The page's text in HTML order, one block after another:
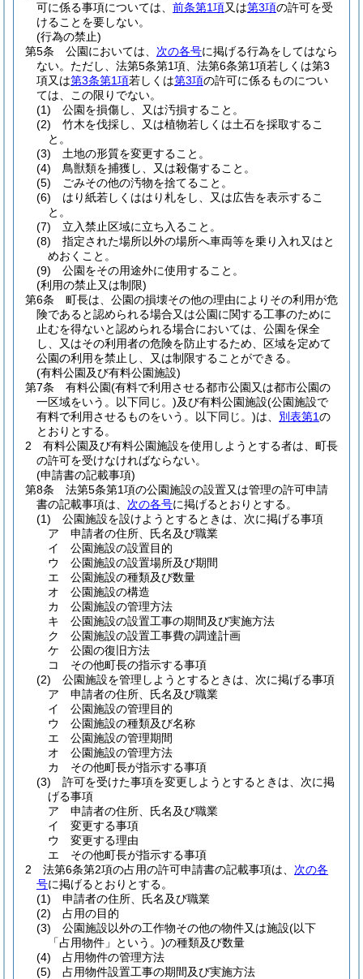
可に係る事項については、 前条第1項又は第3項の許可を受
けることを要しない。
(行為の禁止)
第5条
公園においては、 次の各号に掲げる行為をしてはなら
ない。 ただし、法第5条第1項、法第6条第1項若しくは第3
項又は第3条第1項若しくは第3項の許可に係るものについ
ては、この限りでない。
(1)
公園を損傷し、又は汚損すること。
(2)
竹木を伐採し、又は植物若しくは土石を採取するこ
と。
(3)
土地の形質を変更すること。
(4)
鳥獣類を捕獲し、又は殺傷すること。
(5)
ごみその他の汚物を捨てること。
(6)
はり紙若しくははり札をし、又は広告を表示するこ
と。
(7)
立入禁止区域に立ち入ること。
(8)
指定された場所以外の場所へ車両等を乗り入れ又はと
めおくこと。
(9)
公園をその用途外に使用すること。
(利用の禁止又は制限)
第6条
町長は、公園の損壊その他の理由によりその利用が危
険であると認められる場合又は公園に関する工事のために
止むを得ないと認められる場合においては、公園を保全
し、又はその利用者の危険を防止するため、区域を定めて
公園の利用を禁止し、又は制限することができる。
(有料公園及び有料公園施設)
第7条
有料公園(有料で利用させる都市公園又は都市公園の
一区域をいう。以下同じ。)及び有料公園施設(公園施設で
有料で利用させるものをいう。以下同じ。)は、 別表第1の
とおりとする。
2
有料公園及び有料公園施設を使用しようとする者は、町長
の許可を受けなければならない。
(申請書の記載事項)
第8条
法第5条第1項の公園施設の設置又は管理の許可申請
書の記載事項は、 次の各号に掲げるとおりとする。
(1)
公園施設を設けようとするときは、次に掲げる事項
ア
申請者の住所、氏名及び職業
イ
公園施設の設置目的
ウ
公園施設の設置場所及び期間
エ
公園施設の種類及び数量
オ
公園施設の構造
カ
公園施設の管理方法
キ
公園施設の設置工事の期間及び実施方法
ク
公園施設の設置工事費の調達計画
ケ
公園の復旧方法
コ
その他町長の指示する事項
(2)
公園施設を管理しようとするときは、次に掲げる事項
ア
申請者の住所、氏名及び職業
イ
公園施設の管理目的
ウ
公園施設の種類及び名称
エ
公園施設の管理期間
オ
公園施設の管理方法
カ
その他町長が指示する事項
(3)
許可を受けた事項を変更しようとするときは、次に掲
げる事項
ア
申請者の住所、氏名及び職業
イ
変更する事項
ウ
変更する理由
エ
その他町長が指示する事項
2
法第6条第2項の占用の許可申請書の記載事項は、 次の各
号に掲げるとおりとする。
(1)
申請者の住所、氏名及び職業
(2)
占用の目的
(3)
公園施設以外の工作物その他の物件又は施設(以下
「占用物件」という。)の種類及び数量
(4)
占用物件の管理方法
(5)
占用物件設置工事の期間及び実施方法